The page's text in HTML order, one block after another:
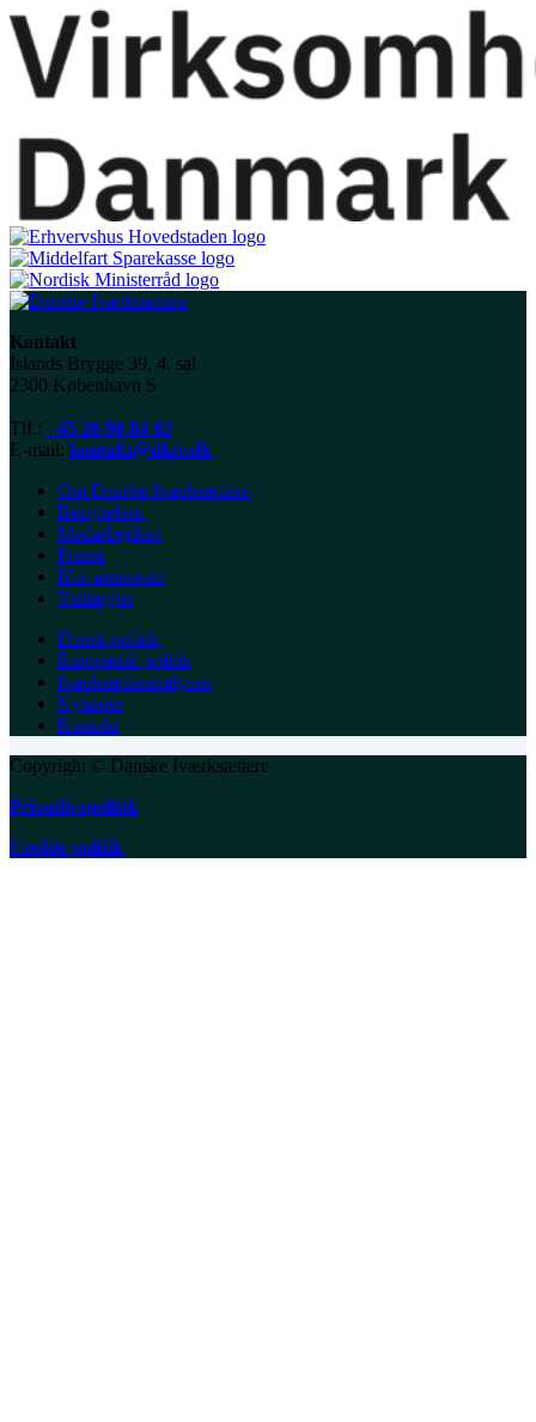
Kontakt
Islands Brygge 39, 4. sal
2300 København S
Tlf.: +45 26 96 84 62
E-mail: kontakt@dkiv.dk
Om Danske Iværksættere
Bestyrelsen
Medarbejdere
Presse
Bliv annoncør
Vedtægter
Dansk politik
Europæisk politik
Iværksætteranalysen
Nyheder
Kontakt
Copyright © Danske Iværksættere
Privatlivspolitik
Cookie politik